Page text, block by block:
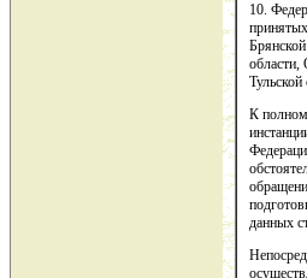
10.
области,
Тульской
К
данных